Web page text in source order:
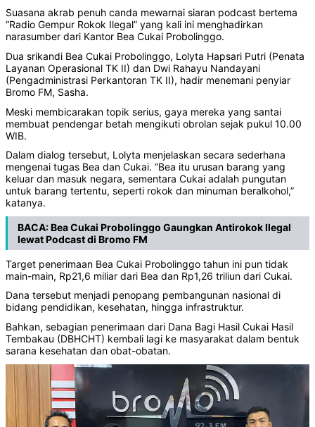
‎Suasana akrab penuh canda mewarnai siaran podcast bertema
“Radio Gempur Rokok Ilegal” yang kali ini menghadirkan
narasumber dari Kantor Bea Cukai Probolinggo.‎
‎Dua srikandi Bea Cukai Probolinggo, Lolyta Hapsari Putri (Penata
Layanan Operasional TK II) dan Dwi Rahayu Nandayani
(Pengadministrasi Perkantoran TK II), hadir menemani penyiar
Bromo FM, Sasha.‎
‎Meski membicarakan topik serius, gaya mereka yang santai
membuat pendengar betah mengikuti obrolan sejak pukul 10.00
WIB.‎
‎Dalam dialog tersebut, Lolyta menjelaskan secara sederhana
mengenai tugas Bea dan Cukai. “Bea itu urusan barang yang
keluar dan masuk negara, sementara Cukai adalah pungutan
untuk barang tertentu, seperti rokok dan minuman beralkohol,”
katanya.‎
BACA:Bea Cukai Probolinggo Gaungkan Antirokok Ilegal
lewat Podcast di Bromo FM
‎Target penerimaan Bea Cukai Probolinggo tahun ini pun tidak
main-main, Rp21,6 miliar dari Bea dan Rp1,26 triliun dari Cukai.‎
‎Dana tersebut menjadi penopang pembangunan nasional di
bidang pendidikan, kesehatan, hingga infrastruktur.
‎‎Bahkan, sebagian penerimaan dari Dana Bagi Hasil Cukai Hasil
Tembakau (DBHCHT) kembali lagi ke masyarakat dalam bentuk
sarana kesehatan dan obat-obatan.